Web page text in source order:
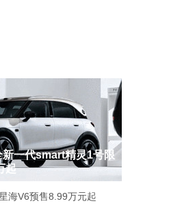
一代smart精灵1号限
起
海V6预售8.99万元起